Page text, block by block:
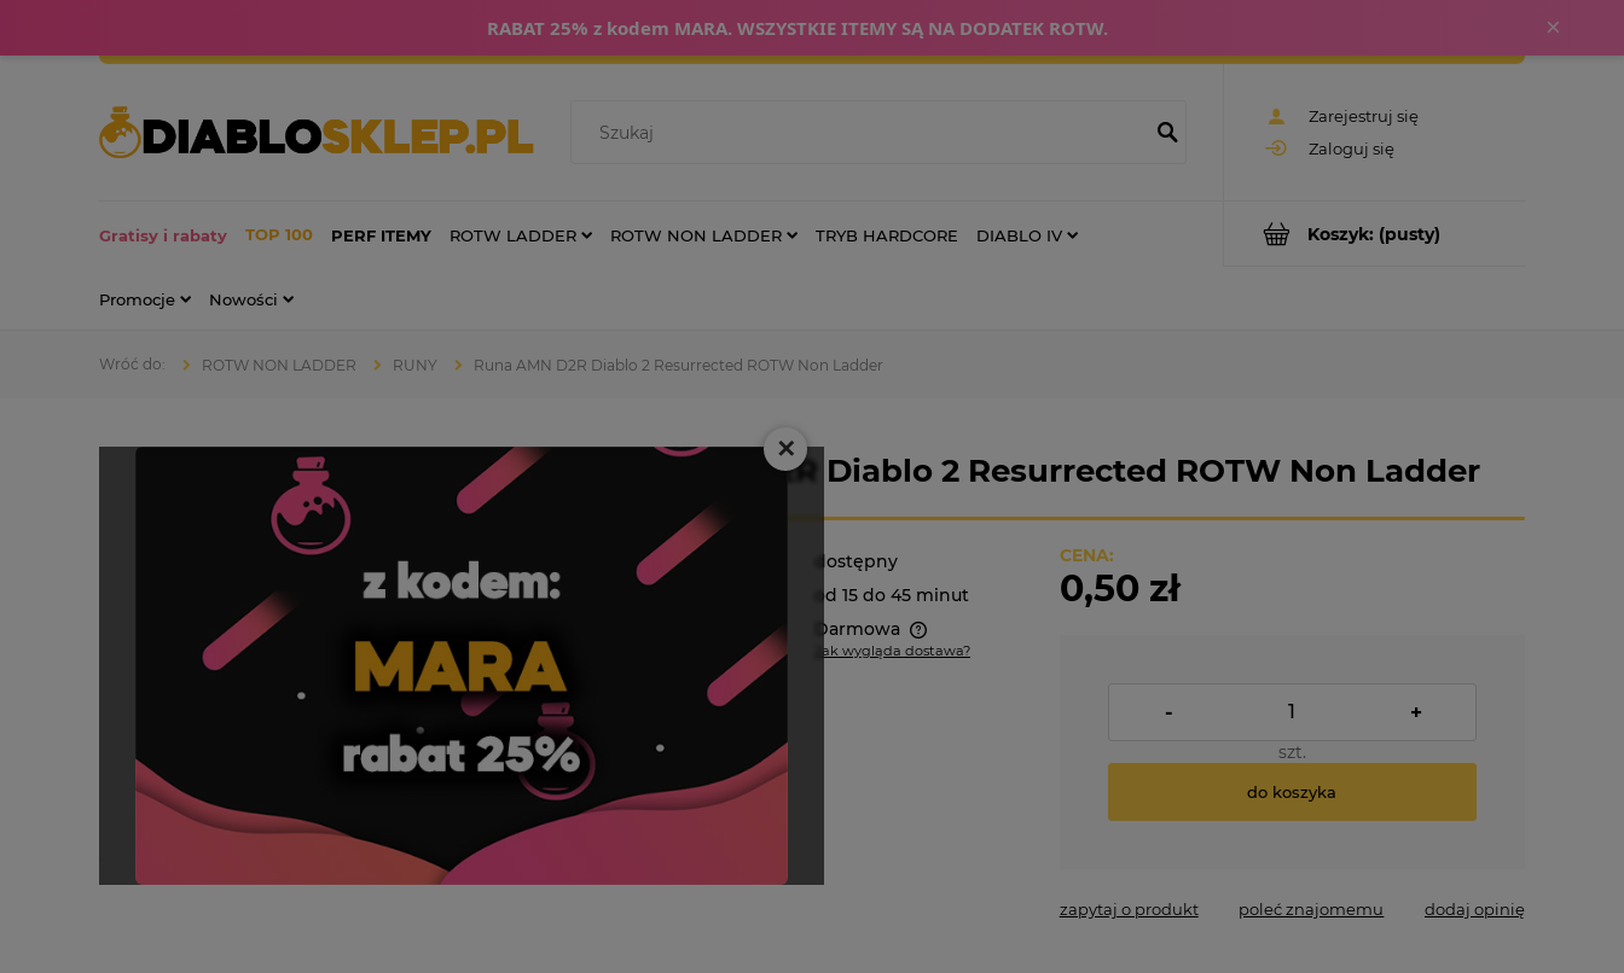
RABAT 25% z kodem MARA. WSZYSTKIE ITEMY SĄ NA DODATEK ROTW. ×
Zarejestruj się
Zaloguj się
Koszyk: (pusty)
Gratisy i rabaty PERF ITEMY ROTW LADDER ROTW NON LADDER TRYB HARDCORE DIABLO IV
Promocje Nowości
ROTW NON LADDER RUNY Runa AMN D2R Diablo 2 Resurrected ROTW Non Ladder
✕
Runa AMN D2R Diablo 2 Resurrected ROTW Non Ladder
Dostępność:
dostępny
od 15 do 45 minut
Darmowa
Cena nie zawiera ewentualnych
kosztów płatności
Jak wygląda dostawa?
CENA:
0,50 zł
- +
szt.
do koszyka
zapytaj o produkt poleć znajomemu dodaj opinię